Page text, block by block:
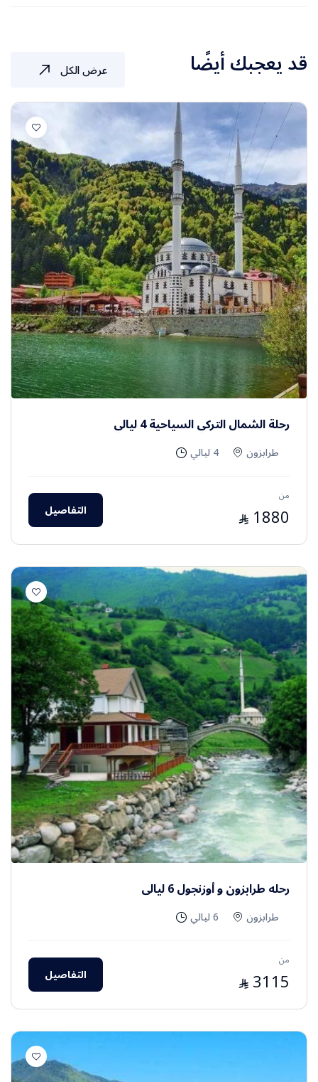
قد يعجبك أيضًا عرض الكل
رحلة الشمال التركي السياحية 4 ليالي
طرابزون 4 ليالي
من
1880
⃁ التفاصيل
رحله طرابزون و أوزنجول 6 ليالى
طرابزون 6 ليالي
من
3115
⃁ التفاصيل